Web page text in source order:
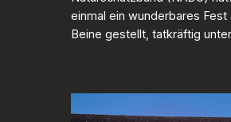
einmal ein wunderbares Fest
Beine gestellt, tatkräftig